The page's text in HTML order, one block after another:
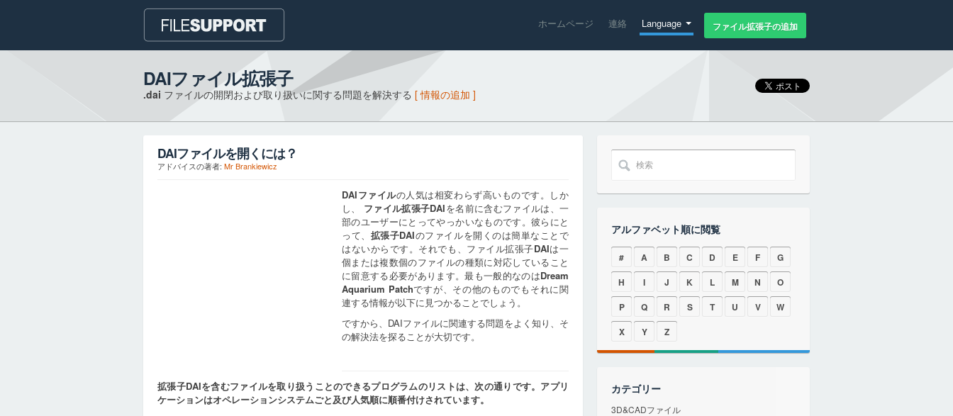
ホームページ 連絡 Language ファイル拡張子の追加
DAIファイル拡張子
.dai ファイルの開閉および取り扱いに関する問題を解決する [ 情報の追加 ]
DAIファイルを開くには？
アドバイスの著者: Mr Brankiewicz
DAIファイルの人気は相変わらず高いものです。しか
し、 ファイル拡張子DAIを名前に含むファイルは、一
部のユーザーにとってやっかいなものです。彼らにと
って、 拡張子DAIのファイルを開くのは簡単なことで
はないからです。それでも、ファイル拡張子DAIは一
個または複数個のファイルの種類に対応していること
に留意する必要があります。最も一般的なのはDream
Aquarium Patchですが、その他のものでもそれに関
連する情報が以下に見つかることでしょう。
ですから、DAIファイルに関連する問題をよく知り、そ
の解決法を探ることが大切です。
拡張子DAIを含むファイルを取り扱うことのできるプログラムのリストは、次の通りです。アプリ
ケーションはオペレーションシステムごと及び人気順に順番付けされています。
アルファベット順に閲覧
# A B C D E F
G
H
I J K L M N
O
P
Q R S T U V
W
X
Y Z
カテゴリー
3D&CADファイル